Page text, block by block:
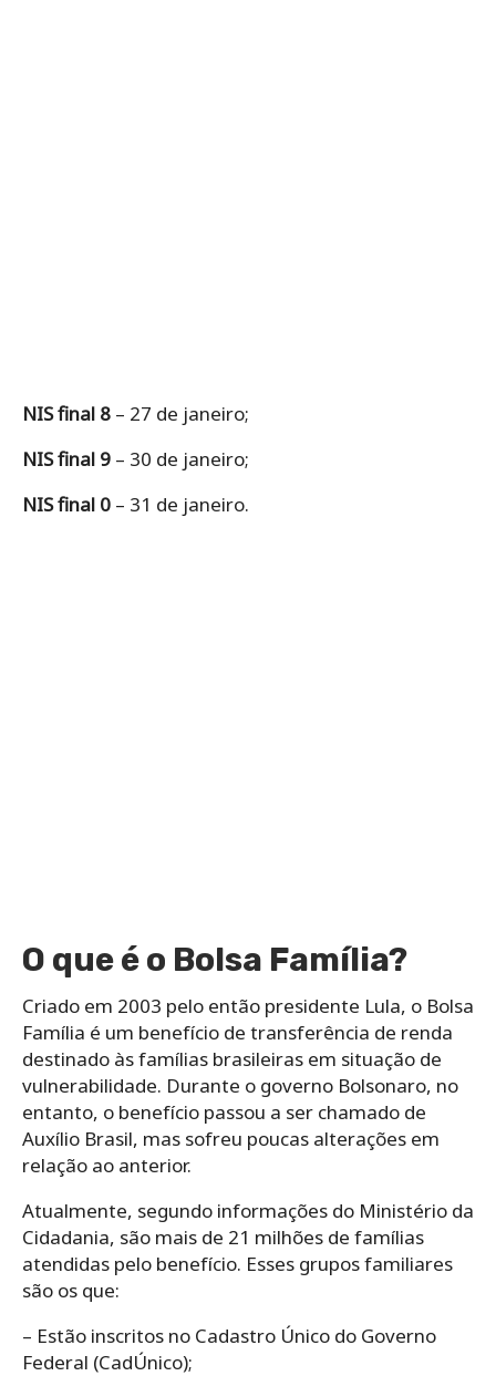
NIS final 8 – 27 de janeiro;
NIS final 9 – 30 de janeiro;
NIS final 0 – 31 de janeiro.
O que é o Bolsa Família?
Criado em 2003 pelo então presidente Lula, o Bolsa
Família é um benefício de transferência de renda
destinado às famílias brasileiras em situação de
vulnerabilidade. Durante o governo Bolsonaro, no
entanto, o benefício passou a ser chamado de
Auxílio Brasil, mas sofreu poucas alterações em
relação ao anterior.
Atualmente, segundo informações do Ministério da
Cidadania, são mais de 21 milhões de famílias
atendidas pelo benefício. Esses grupos familiares
são os que:
– Estão inscritos no Cadastro Único do Governo
Federal (CadÚnico);